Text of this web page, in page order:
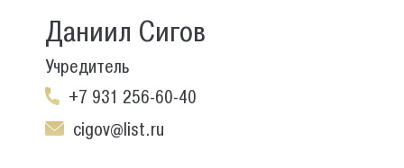
Даниил Сигов
Учредитель
+7 931 256-60-40
cigov@list.ru